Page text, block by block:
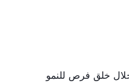
خلق فرص للنمو